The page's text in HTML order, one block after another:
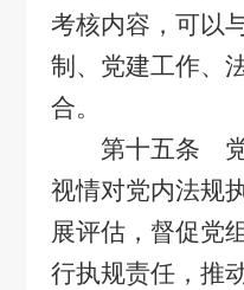
考核内容，可以
制、党建工作、
合。
第十五条 党
视情对党内法规
展评估，督促党
行执规责任，推